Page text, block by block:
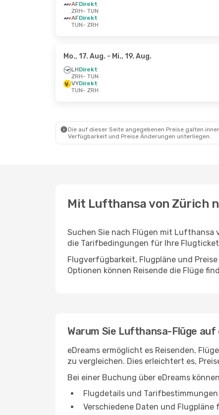
AFDirekt
ZRH- TUN
AFDirekt
TUN- ZRH
Mo., 17. Aug. - Mi., 19. Aug.
LHDirekt
ZRH- TUN
VYDirekt
TUN- ZRH
Die auf dieser Seite angegebenen Preise galten
Verfügbarkeit und Preise Änderungen unterliegen.
Mit Lufthansa von Zürich
Suchen Sie nach Flügen mit Lufthansa
die Tarifbedingungen für Ihre
Flugverfügbarkeit, Flugpläne und
Optionen können Reisende die Flüge
Warum Sie Lufthansa-Flüge
eDreams ermöglicht es Reisenden,
zu vergleichen. Dies erleichtert es,
Bei einer Buchung über eDreams
Flugdetails und
Verschiedene Daten und